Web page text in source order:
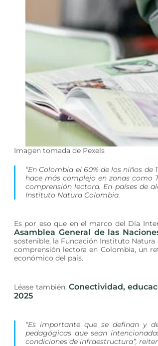
Imagen tomada de Pexels
“En Colombia el 60% de los niños
hace más complejo en zonas como
comprensión lectora. En países de
Instituto Natura Colombia.
Es por eso que en el marco del Día
Asamblea General de las
sostenible, la Fundación Instituto
comprensión lectora en Colombia, un
económico del país.
Léase también:Conectividad,
2025
“Es importante que se definan y
pedagógicas que sean
condiciones de infraestructura”,